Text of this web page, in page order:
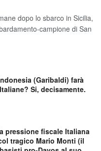
dopo lo sbarco in Sicilia,
campione di San
(Garibaldi) farà
Si, decisamente.
pressione fiscale Italiana
tragico Mario Monti (il